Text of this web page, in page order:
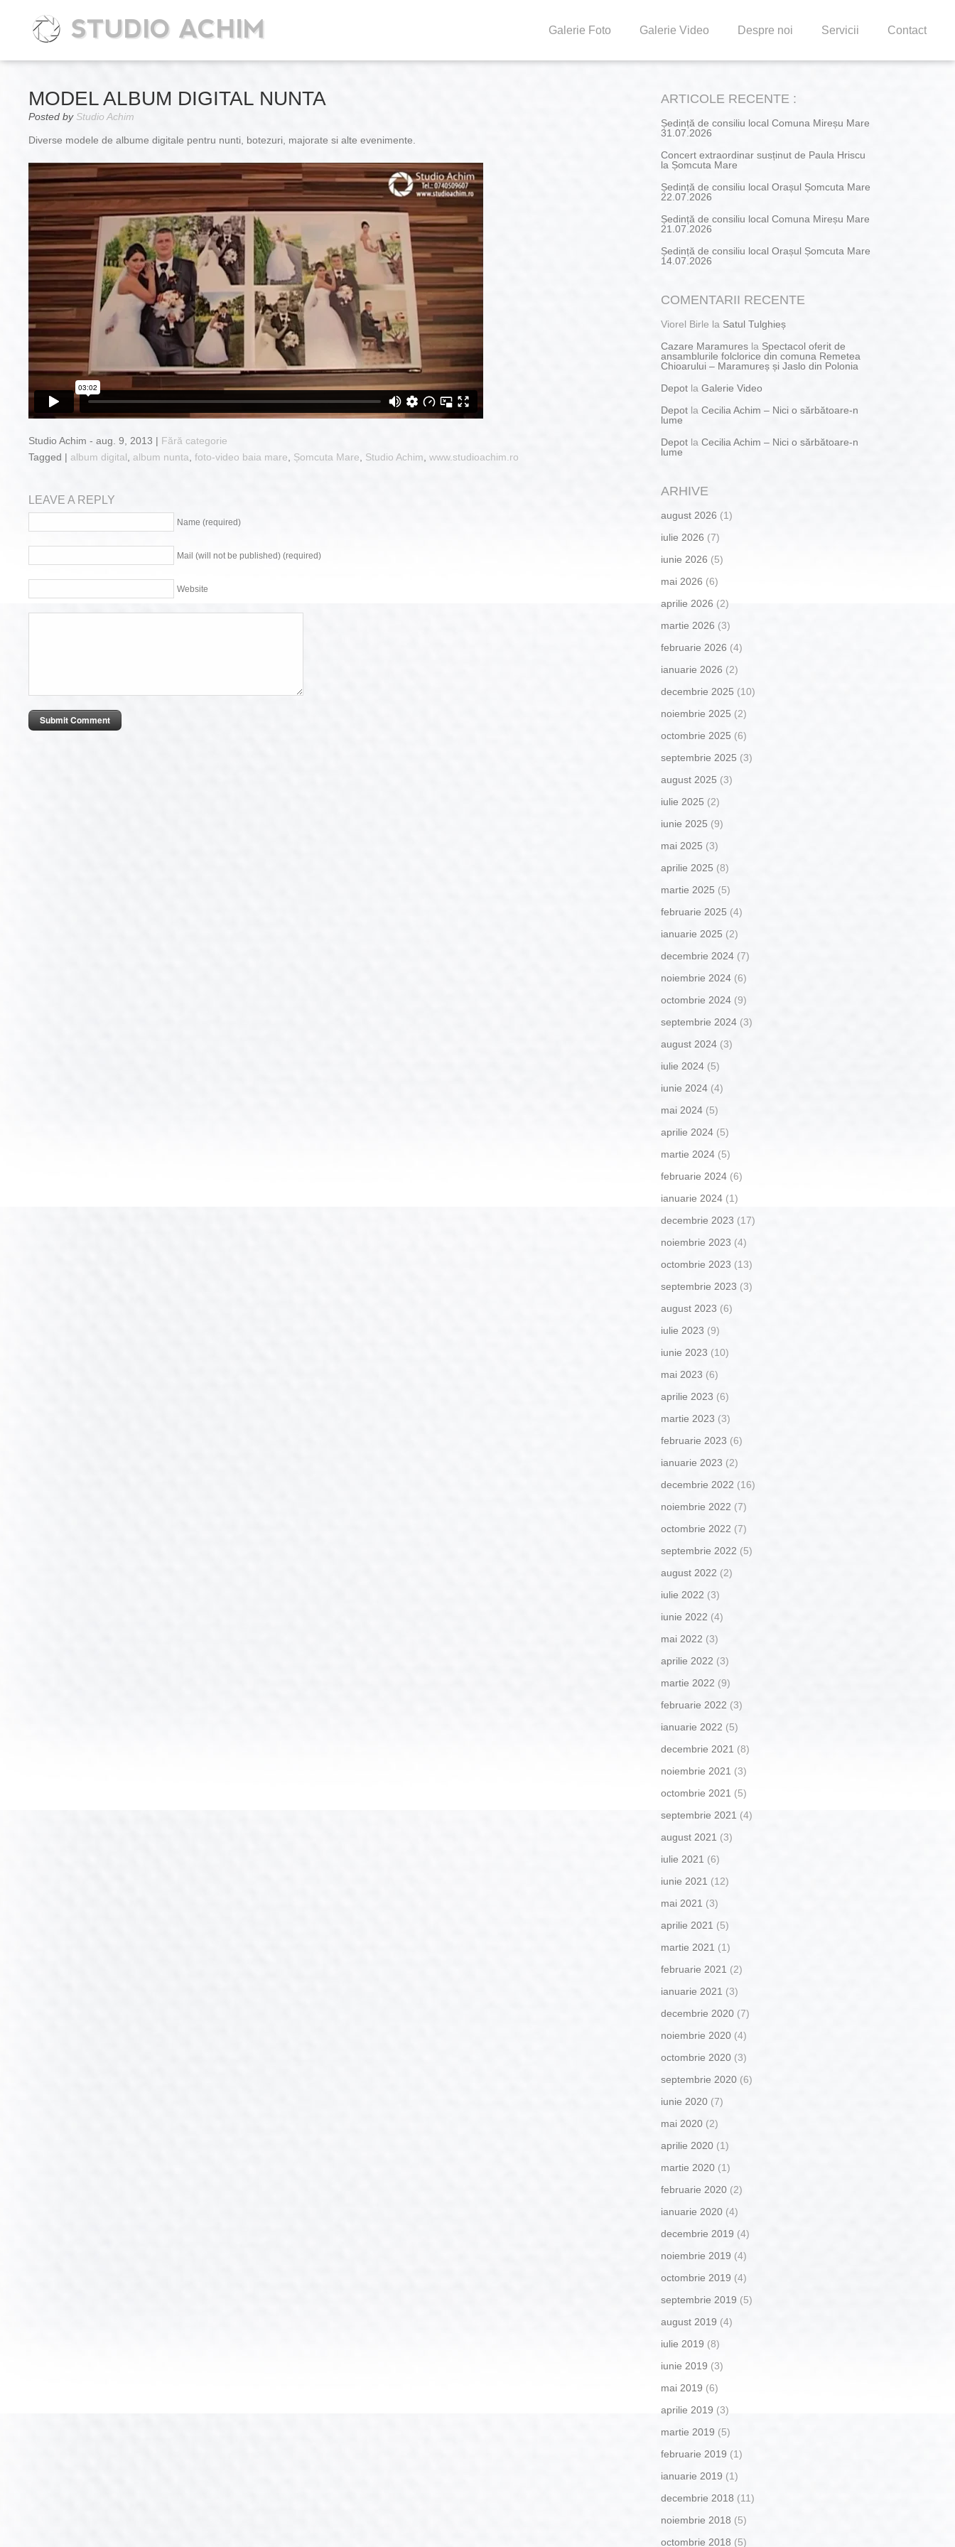
STUDIO ACHIM Galerie Foto Galerie Video Despre noi Servicii Contact
MODEL ALBUM DIGITAL NUNTA
Posted byStudio Achim
Diverse modele de albume digitale pentru nunti, botezuri, majorate si alte evenimente.
Studio Achim - aug. 9, 2013 | Fără categorie
Tagged | album digital album nunta foto-video baia mare Șomcuta Mare Studio Achim www.studioachim.ro
LEAVE A REPLY
Name (required)
Mail (will not be published) (required)
Website
ARTICOLE RECENTE :
Ședință de consiliu local Comuna Mireșu Mare
31.07.2026
Concert extraordinar susținut de Paula Hriscu
la Șomcuta Mare
Ședință de consiliu local Orașul Șomcuta Mare
22.07.2026
Ședință de consiliu local Comuna Mireșu Mare
21.07.2026
Ședință de consiliu local Orașul Șomcuta Mare
14.07.2026
COMENTARII RECENTE
Viorel Birle la Satul Tulghieș
Cazare Maramures la Spectacol oferit de
ansamblurile folclorice din comuna Remetea
Chioarului – Maramureș și Jaslo din Polonia
Depot la Galerie Video
Depot la Cecilia Achim – Nici o sărbătoare-n
lume
Depot la Cecilia Achim – Nici o sărbătoare-n
lume
ARHIVE
august 2026 (1)
iulie 2026 (7)
iunie 2026 (5)
mai 2026 (6)
aprilie 2026 (2)
martie 2026 (3)
februarie 2026 (4)
ianuarie 2026 (2)
decembrie 2025 (10)
noiembrie 2025 (2)
octombrie 2025 (6)
septembrie 2025 (3)
august 2025 (3)
iulie 2025 (2)
iunie 2025 (9)
mai 2025 (3)
aprilie 2025 (8)
martie 2025 (5)
februarie 2025 (4)
ianuarie 2025 (2)
decembrie 2024 (7)
noiembrie 2024 (6)
octombrie 2024 (9)
septembrie 2024 (3)
august 2024 (3)
iulie 2024 (5)
iunie 2024 (4)
mai 2024 (5)
aprilie 2024 (5)
martie 2024 (5)
februarie 2024 (6)
ianuarie 2024 (1)
decembrie 2023 (17)
noiembrie 2023 (4)
octombrie 2023 (13)
septembrie 2023 (3)
august 2023 (6)
iulie 2023 (9)
iunie 2023 (10)
mai 2023 (6)
aprilie 2023 (6)
martie 2023 (3)
februarie 2023 (6)
ianuarie 2023 (2)
decembrie 2022 (16)
noiembrie 2022 (7)
octombrie 2022 (7)
septembrie 2022 (5)
august 2022 (2)
iulie 2022 (3)
iunie 2022 (4)
mai 2022 (3)
aprilie 2022 (3)
martie 2022 (9)
februarie 2022 (3)
ianuarie 2022 (5)
decembrie 2021 (8)
noiembrie 2021 (3)
octombrie 2021 (5)
septembrie 2021 (4)
august 2021 (3)
iulie 2021 (6)
iunie 2021 (12)
mai 2021 (3)
aprilie 2021 (5)
martie 2021 (1)
februarie 2021 (2)
ianuarie 2021 (3)
decembrie 2020 (7)
noiembrie 2020 (4)
octombrie 2020 (3)
septembrie 2020 (6)
iunie 2020 (7)
mai 2020 (2)
aprilie 2020 (1)
martie 2020 (1)
februarie 2020 (2)
ianuarie 2020 (4)
decembrie 2019 (4)
noiembrie 2019 (4)
octombrie 2019 (4)
septembrie 2019 (5)
august 2019 (4)
iulie 2019 (8)
iunie 2019 (3)
mai 2019 (6)
aprilie 2019 (3)
martie 2019 (5)
februarie 2019 (1)
ianuarie 2019 (1)
decembrie 2018 (11)
noiembrie 2018 (5)
octombrie 2018 (5)